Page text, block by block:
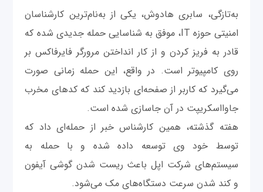
به‌تازگی، سابری هادوش، یکی از به‌نام‌ترین کارشناسان
امنیتی حوزه IT، موفق به شناسایی حمله جدیدی شده که
قادر به فریز کردن و از کار انداختن مرورگر فایرفاکس بر
روی کامپیوتر است. در واقع، این حمله زمانی صورت
می‌گیرد که کاربر از صفحه‌ای بازدید کند که کدهای مخرب
جاوااسکریپت در آن جاسازی شده است.
هفته گذشته، همین کارشناس خبر از حمله‌ای داد که
توسط خود وی توسعه داده شده و با حمله به
سیستم‌های شرکت اپل باعث ریست شدن گوشی آیفون
و کند شدن سرعت دستگاه‌های مک می‌شود.